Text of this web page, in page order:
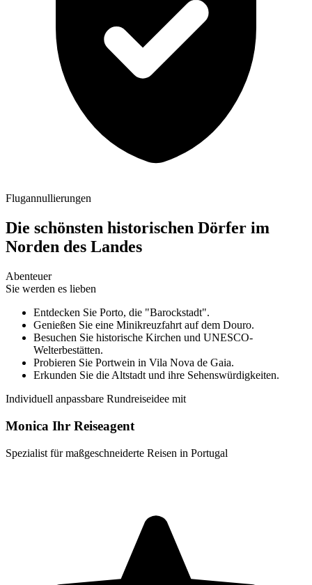
Flugannullierungen
Die schönsten historischen Dörfer im
Norden des Landes
Abenteuer
Sie werden es lieben
Entdecken Sie Porto, die "Barockstadt".
Genießen Sie eine Minikreuzfahrt auf dem Douro.
Besuchen Sie historische Kirchen und UNESCO-
Welterbestätten.
Probieren Sie Portwein in Vila Nova de Gaia.
Erkunden Sie die Altstadt und ihre Sehenswürdigkeiten.
Individuell anpassbare Rundreiseidee mit
Monica Ihr Reiseagent
Spezialist für maßgeschneiderte Reisen in Portugal